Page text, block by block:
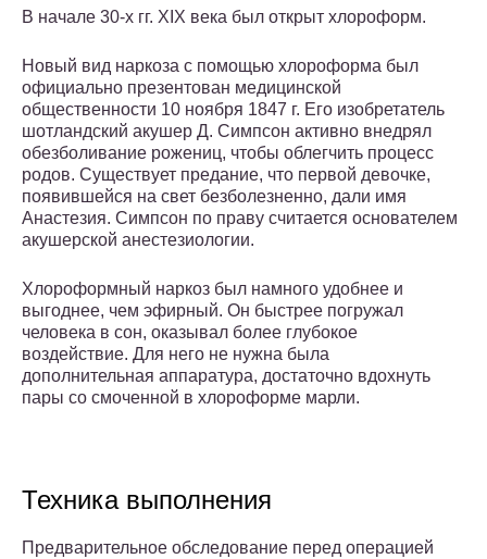
В начале 30-х гг. XIX века был открыт хлороформ.
Новый вид наркоза с помощью хлороформа был
официально презентован медицинской
общественности 10 ноября 1847 г. Его изобретатель
шотландский акушер Д. Симпсон активно внедрял
обезболивание рожениц, чтобы облегчить процесс
родов. Существует предание, что первой девочке,
появившейся на свет безболезненно, дали имя
Анастезия. Симпсон по праву считается основателем
акушерской анестезиологии.
Хлороформный наркоз был намного удобнее и
выгоднее, чем эфирный. Он быстрее погружал
человека в сон, оказывал более глубокое
воздействие. Для него не нужна была
дополнительная аппаратура, достаточно вдохнуть
пары со смоченной в хлороформе марли.
Техника выполнения
Предварительное обследование перед операцией